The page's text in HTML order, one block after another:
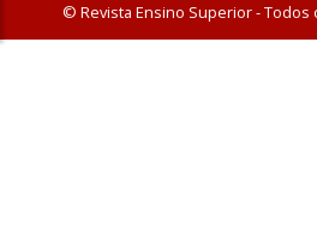
© Revista Ensino Superior -